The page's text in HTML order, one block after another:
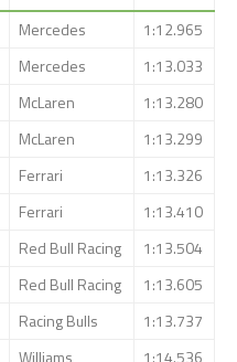
Mercedes
1:12.965
Mercedes
1:13.033
McLaren
1:13.280
McLaren
1:13.299
Ferrari
1:13.326
Ferrari
1:13.410
Red Bull Racing
1:13.504
Red Bull Racing
1:13.605
Racing Bulls
1:13.737
Williams
1:14.536